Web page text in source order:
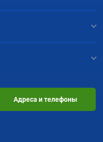
Адреса и телефоны